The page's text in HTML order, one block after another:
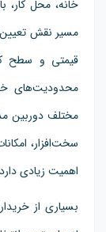
خانه، محل کار،
مسیر نقش
قیمتی و سطح
محدودیت‌های
مختلف دوربین
سخت‌افزار،
اهمیت زیادی
بسیاری از